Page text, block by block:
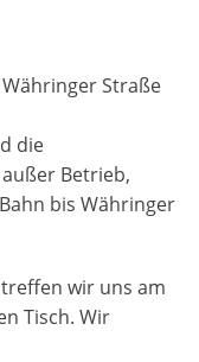
Währinger Straße
die
Betrieb,
bis Währinger
wir uns am
Tisch. Wir